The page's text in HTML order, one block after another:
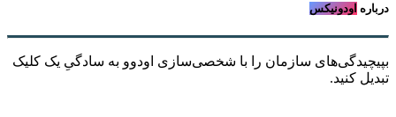
درباره اودونیکس
بپیچیدگی‌های سازمان را با شخصی‌سازی اودوو به سادگیِ یک کلیک
تبدیل کنید.